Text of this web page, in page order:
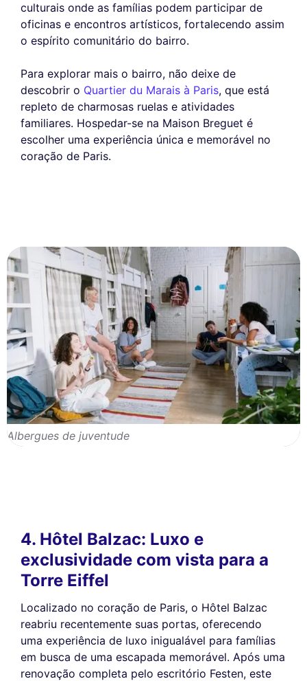
Este site utiliza
cookies
Utilizamos cookies e os seus dados pessoais para melhorar a sua
experiência de navegação, medir a nossa audiência e personalizar os
culturais onde as famílias podem participar de
oficinas e encontros artísticos, fortalecendo assim
o espírito comunitário do bairro.
Para explorar mais o bairro, não deixe de
descobrir o Quartier du Marais à Paris, que está
repleto de charmosas ruelas e atividades
familiares. Hospedar-se na Maison Breguet é
escolher uma experiência única e memorável no
coração de Paris.
Albergues de juventude
4. Hôtel Balzac: Luxo e
exclusividade com vista para a
Torre Eiffel
Localizado no coração de Paris, o Hôtel Balzac
reabriu recentemente suas portas, oferecendo
uma experiência de luxo inigualável para famílias
em busca de uma escapada memorável. Após uma
renovação completa pelo escritório Festen, este